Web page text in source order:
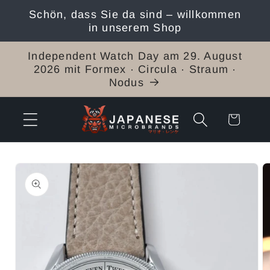
zum
Schön, dass Sie da sind – willkommen
in unserem Shop
Independent Watch Day am 29. August
2026 mit Formex · Circula · Straum ·
Nodus
Warenkorb